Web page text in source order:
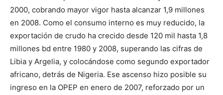
2000, cobrando mayor vigor hasta alcanzar 1,9 millones
en 2008. Como el consumo interno es muy reducido, la
exportación de crudo ha crecido desde 120 mil hasta 1,8
millones bd entre 1980 y 2008, superando las cifras de
Libia y Argelia, y colocándose como segundo exportador
africano, detrás de Nigeria. Ese ascenso hizo posible su
ingreso en la OPEP en enero de 2007, reforzado por un